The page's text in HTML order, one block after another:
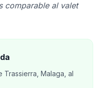
comparable al valet
Trassierra, Malaga, al